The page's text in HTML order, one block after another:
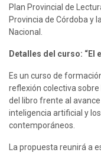
Plan Provincial de
Provincia de Córdoba y
Nacional.
Detalles del curso: “El
Es un curso de
reflexión colectiva
del libro frente al
inteligencia artificial y
contemporáneos.
La propuesta reunirá a